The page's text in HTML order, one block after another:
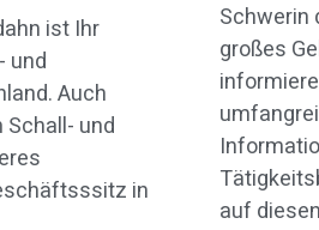
ist Ihr
und
Auch
und
in
Schwerin
großes
auf
speziell
gehen.
stehen
Aufgaben